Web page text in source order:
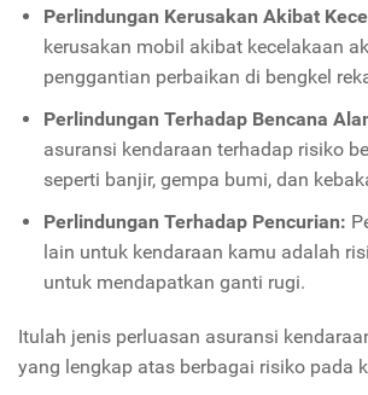
Perlindungan Kerusakan Akibat
kerusakan mobil akibat kecelakaan
penggantian perbaikan di bengkel
Perlindungan Terhadap Bencana
asuransi kendaraan terhadap risiko
seperti banjir, gempa bumi, dan
Perlindungan Terhadap Pencurian:
lain untuk kendaraan kamu adalah
untuk mendapatkan ganti rugi.
Itulah jenis perluasan asuransi
yang lengkap atas berbagai risiko pada